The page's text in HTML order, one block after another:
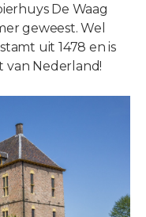
De Waag
geweest. Wel
uit 1478 en is
van Nederland!